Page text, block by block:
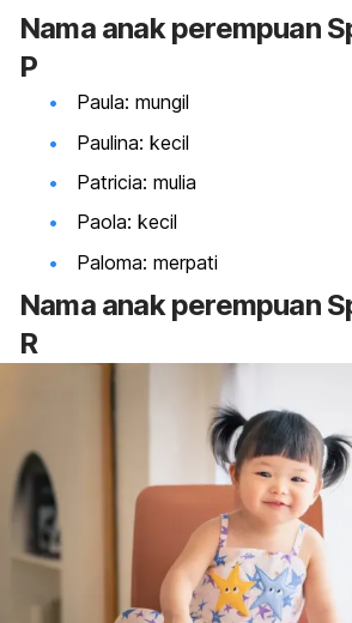
Nama anak perempuan
P
Paula: mungil
Paulina: kecil
Patricia: mulia
Paola: kecil
Paloma: merpati
Nama anak perempuan
R